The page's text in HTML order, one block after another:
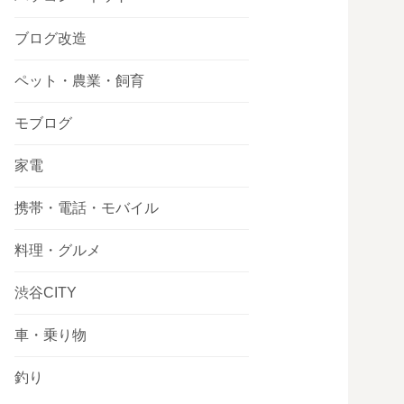
ブログ改造
ペット・農業・飼育
モブログ
家電
携帯・電話・モバイル
料理・グルメ
渋谷CITY
車・乗り物
釣り